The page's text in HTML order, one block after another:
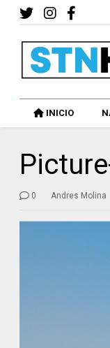
INICIO
0 Andres Molina